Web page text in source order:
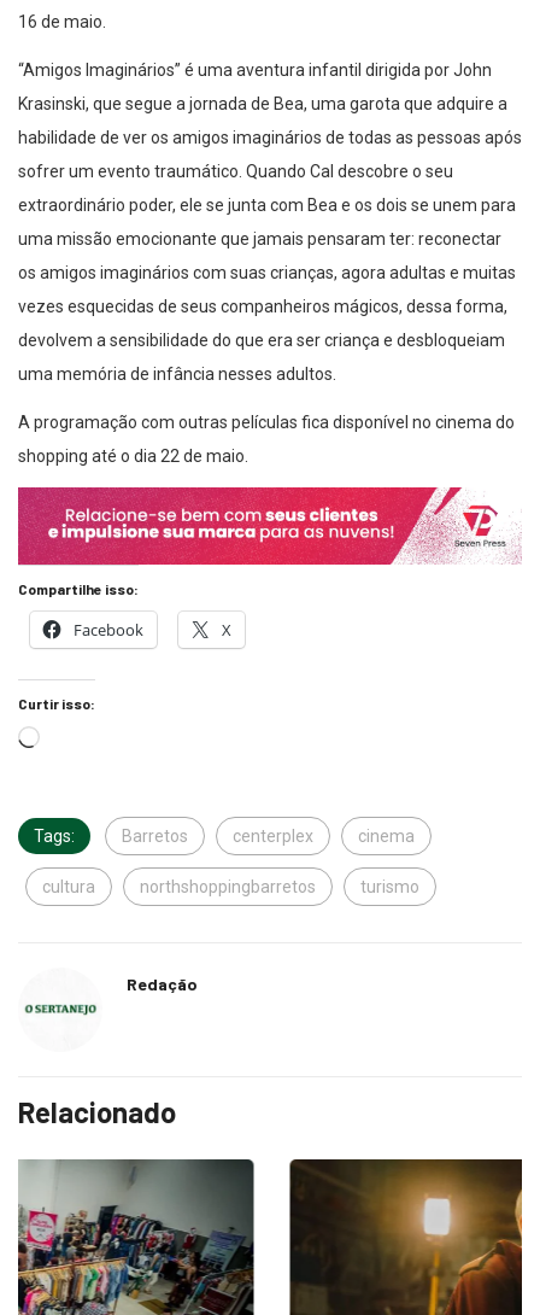
16 de maio.
“Amigos Imaginários” é uma aventura infantil dirigida por John
Krasinski, que segue a jornada de Bea, uma garota que adquire a
habilidade de ver os amigos imaginários de todas as pessoas após
sofrer um evento traumático. Quando Cal descobre o seu
extraordinário poder, ele se junta com Bea e os dois se unem para
uma missão emocionante que jamais pensaram ter: reconectar
os amigos imaginários com suas crianças, agora adultas e muitas
vezes esquecidas de seus companheiros mágicos, dessa forma,
devolvem a sensibilidade do que era ser criança e desbloqueiam
uma memória de infância nesses adultos.
A programação com outras películas fica disponível no cinema do
shopping até o dia 22 de maio.
Compartilhe isso:
Facebook X
Curtir isso:
Tags: Barretos centerplex cinema
cultura northshoppingbarretos turismo
Redação
Relacionado